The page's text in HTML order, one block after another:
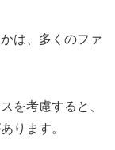
は、多くのファ
を考慮すると、
ります。